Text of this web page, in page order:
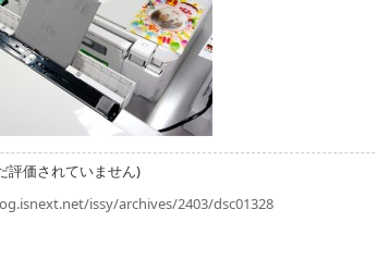
評価されていません)
issy/archives/2403/dsc01328